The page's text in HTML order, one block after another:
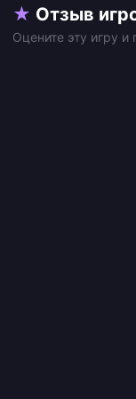
★ Отзыв
Оцените эту игру